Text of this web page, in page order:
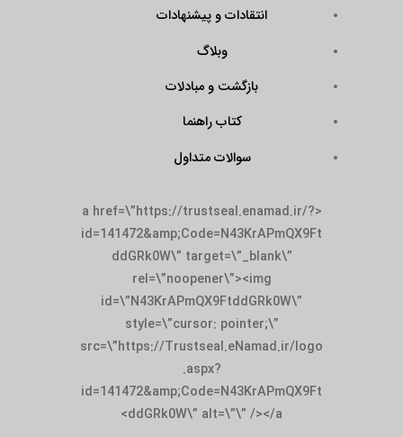
انتقادات و پیشنهادات
وبلاگ
بازگشت و مبادلات
کتاب راهنما
سوالات متداول
<a href=\”https://trustseal.enamad.ir/?
id=141472&amp;Code=N43KrAPmQX9Ft
ddGRk0W\” target=\”_blank\”
rel=\”noopener\”><img
id=\”N43KrAPmQX9FtddGRk0W\”
style=\”cursor: pointer;\”
src=\”https://Trustseal.eNamad.ir/logo
.aspx?
id=141472&amp;Code=N43KrAPmQX9Ft
ddGRk0W\” alt=\”\” /></a>